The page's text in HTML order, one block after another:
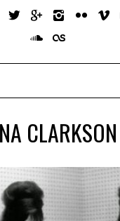
CLARKSON